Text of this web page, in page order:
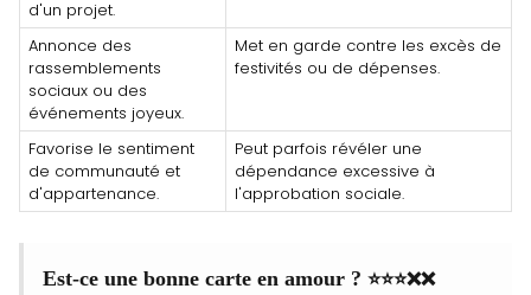
d'un projet.
Annonce des
rassemblements
sociaux ou des
événements joyeux.
Met en garde contre les excès de
festivités ou de dépenses.
Favorise le sentiment
de communauté et
d'appartenance.
Peut parfois révéler une
dépendance excessive à
l'approbation sociale.
Est-ce une bonne carte en amour ? ⭐⭐⭐❌❌